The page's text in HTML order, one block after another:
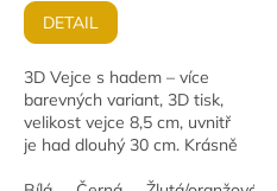
DETAIL
3D Vejce s hadem – více
barevných variant, 3D tisk,
velikost vejce 8,5 cm, uvnitř
je had dlouhý 30 cm. Krásně